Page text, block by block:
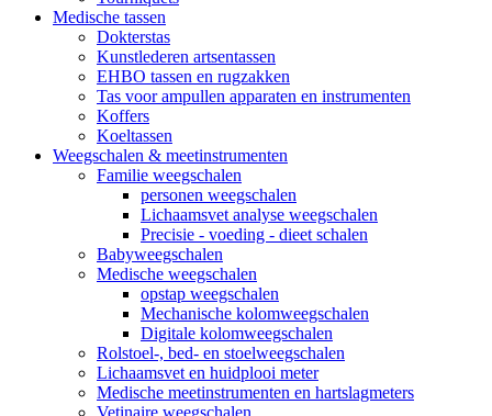
Medische tassen
Dokterstas
Kunstlederen artsentassen
EHBO tassen en rugzakken
Tas voor ampullen apparaten en instrumenten
Koffers
Koeltassen
Weegschalen & meetinstrumenten
Familie weegschalen
personen weegschalen
Lichaamsvet analyse weegschalen
Precisie - voeding - dieet schalen
Babyweegschalen
Medische weegschalen
opstap weegschalen
Mechanische kolomweegschalen
Digitale kolomweegschalen
Rolstoel-, bed- en stoelweegschalen
Lichaamsvet en huidplooi meter
Medische meetinstrumenten en hartslagmeters
Vetinaire weegschalen